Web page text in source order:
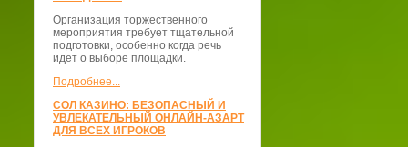
Организация торжественного
мероприятия требует тщательной
подготовки, особенно когда речь
идет о выборе площадки.
Подробнее...
СОЛ КАЗИНО: БЕЗОПАСНЫЙ И
УВЛЕКАТЕЛЬНЫЙ ОНЛАЙН-АЗАРТ
ДЛЯ ВСЕХ ИГРОКОВ